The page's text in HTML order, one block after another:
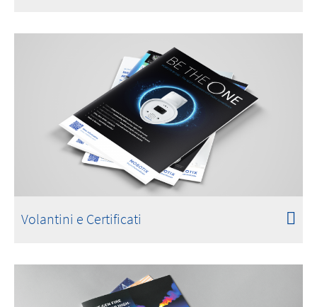
Volantini e Certificati